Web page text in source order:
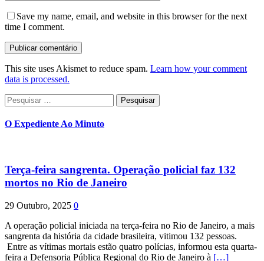
Save my name, email, and website in this browser for the next
time I comment.
This site uses Akismet to reduce spam. Learn how your comment
data is processed.
Pesquisar
por:
O Expediente Ao Minuto
Terça-feira sangrenta. Operação policial faz 132
mortos no Rio de Janeiro
29 Outubro, 2025 0
A operação policial iniciada na terça-feira no Rio de Janeiro, a mais
sangrenta da história da cidade brasileira, vitimou 132 pessoas.
Entre as vítimas mortais estão quatro polícias, informou esta quarta-
feira a Defensoria Pública Regional do Rio de Janeiro à […]